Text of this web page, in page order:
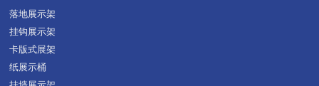
落地展示架
挂钩展示架
卡版式展架
纸展示桶